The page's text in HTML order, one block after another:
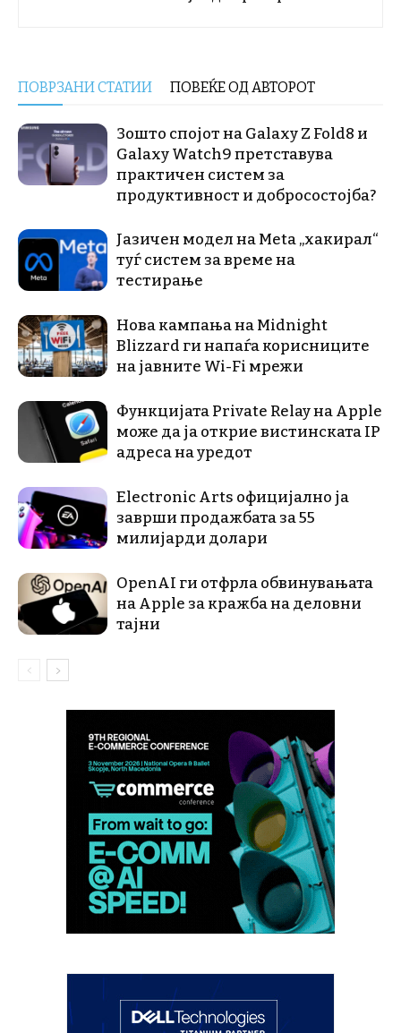
ПОВРЗАНИ СТАТИИ ПОВЕЌЕ ОД АВТОРОТ
Зошто спојот на Galaxy Z Fold8 и
Galaxy Watch9 претставува
практичен систем за
продуктивност и добросостојба?
Јазичен модел на Meta „хакирал“
туѓ систем за време на
тестирање
Нова кампања на Midnight
Blizzard ги напаѓа корисниците
на јавните Wi-Fi мрежи
Функцијата Private Relay на Apple
може да ја открие вистинската IP
адреса на уредот
Electronic Arts официјално ја
заврши продажбата за 55
милијарди долари
OpenAI ги отфрла обвинувањата
на Apple за кражба на деловни
тајни